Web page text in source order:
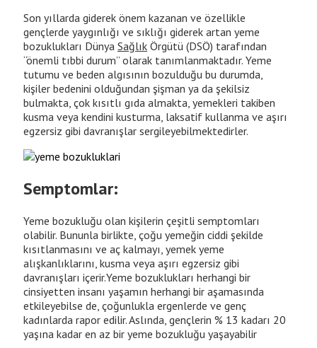
Son yıllarda giderek önem kazanan ve özellikle
gençlerde yaygınlığı ve sıklığı giderek artan yeme
bozuklukları Dünya Sağlık Örgütü (DSÖ) tarafından
“önemli tıbbi durum” olarak tanımlanmaktadır. Yeme
tutumu ve beden algısının bozulduğu bu durumda,
kişiler bedenini olduğundan şişman ya da şekilsiz
bulmakta, çok kısıtlı gıda almakta, yemekleri takiben
kusma veya kendini kusturma, laksatif kullanma ve aşırı
egzersiz gibi davranışlar sergileyebilmektedirler.
Semptomlar:
Yeme bozukluğu olan kişilerin çeşitli semptomları
olabilir. Bununla birlikte, çoğu yemeğin ciddi şekilde
kısıtlanmasını ve aç kalmayı, yemek yeme
alışkanlıklarını, kusma veya aşırı egzersiz gibi
davranışları içerir.Yeme bozuklukları herhangi bir
cinsiyetten insanı yaşamın herhangi bir aşamasında
etkileyebilse de, çoğunlukla ergenlerde ve genç
kadınlarda rapor edilir. Aslında, gençlerin % 13 kadarı 20
yaşına kadar en az bir yeme bozukluğu yaşayabilir